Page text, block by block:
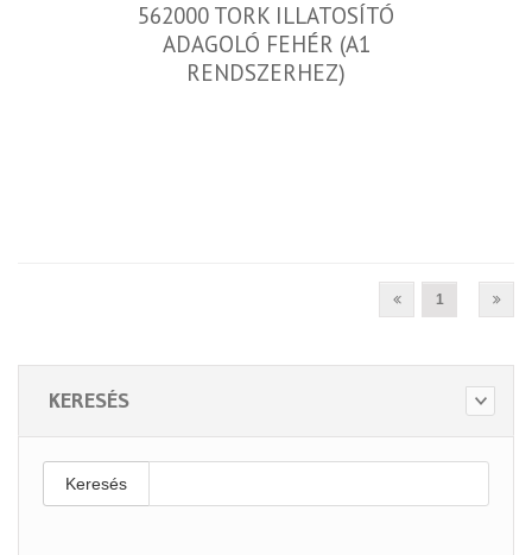
562000 TORK ILLATOSÍTÓ
ADAGOLÓ FEHÉR (A1
RENDSZERHEZ)
1
KERESÉS
Keresés